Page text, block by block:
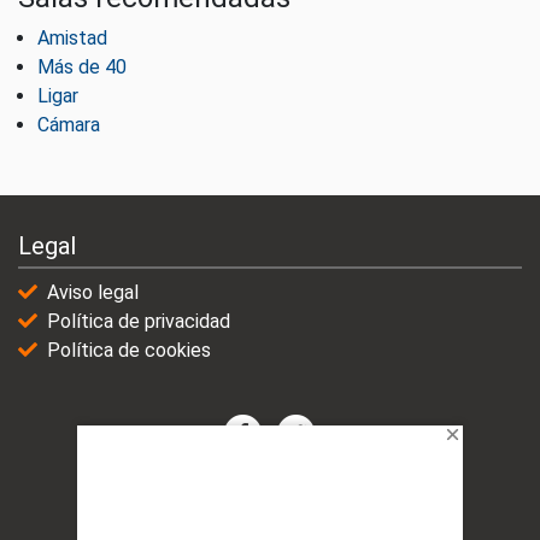
Amistad
Más de 40
Ligar
Cámara
Legal
Aviso legal
Política de privacidad
Política de cookies